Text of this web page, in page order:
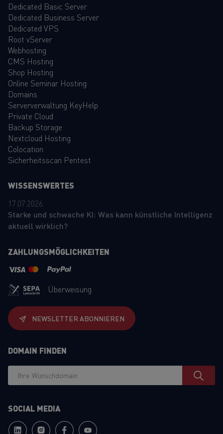
Dedicated Basic Server
Dedicated Business Server
Dedicated VPS
Root vServer
Webhosting
CMS Hosting
Shop Hosting
Online Seminar Hosting
Domains
Serververwaltung KeyHelp
Private Cloud
Backup Storage
Nextcloud Hosting
Colocation
Sicherheitsscan Pentest
WISSENSWERTES
17.07.2026
Starke und schwache KI: Was kann künstliche Intelligenz
aktuell wirklich?
ZAHLUNGSMÖGLICHKEITEN
Überweisung
NEWSLETTER ABONNIEREN
DOMAIN FINDEN
SOCIAL MEDIA